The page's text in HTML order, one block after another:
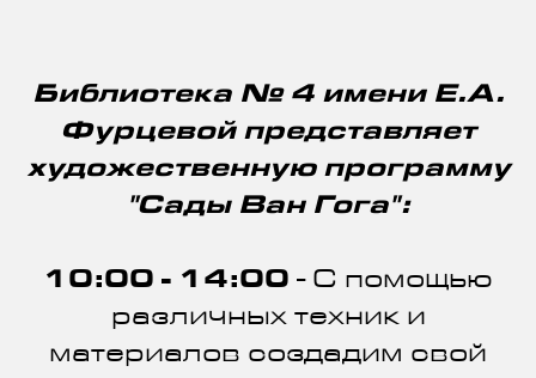
Библиотека № 4 имени Е.А.
Фурцевой представляет
художественную программу
"Сады Ван Гога":
10:00 - 14:00 - С помощью
различных техник и
материалов создадим свой